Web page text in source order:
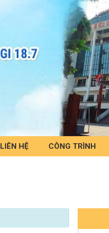
LIÊN HỆ CÔNG TRÌNH